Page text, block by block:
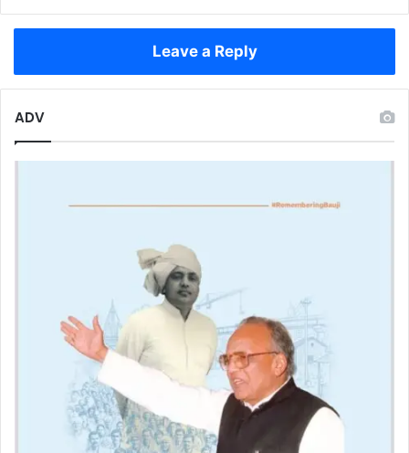
वीडियो
हंसते
जाएंगे
Leave a Reply
ADV